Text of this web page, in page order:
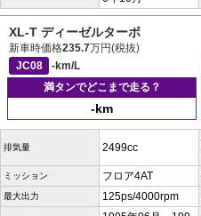
XL-T ディーゼルターボ
新車時価格235.7万円(税抜)
JC08
-km/L
満タンでどこまで走る？
-km
排気量 2499cc
ミッション フロア4AT
最大出力 125ps/4000rpm